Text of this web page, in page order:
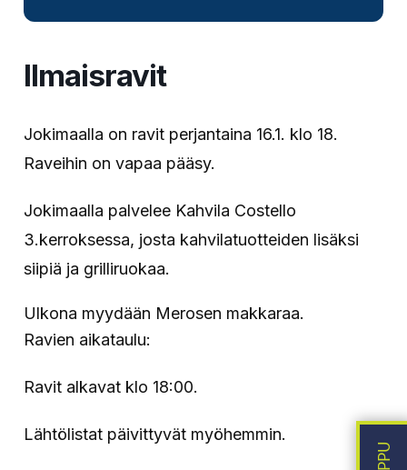
Ilmaisravit
Jokimaalla on ravit perjantaina 16.1. klo 18.
Raveihin on vapaa pääsy.
Jokimaalla palvelee Kahvila Costello
3.kerroksessa, josta kahvilatuotteiden lisäksi
siipiä ja grilliruokaa.
Ulkona myydään Merosen makkaraa.
Ravien aikataulu:
Ravit alkavat klo 18:00.
Lähtölistat päivittyvät myöhemmin.